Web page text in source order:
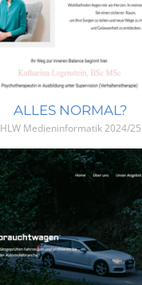
ALLES NORMAL?
HLW Medieninformatik2024/25